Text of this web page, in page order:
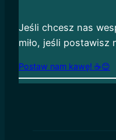
Jeśli chcesz nas
miło, jeśli postawisz
Postaw nam kawę! ☕️😊